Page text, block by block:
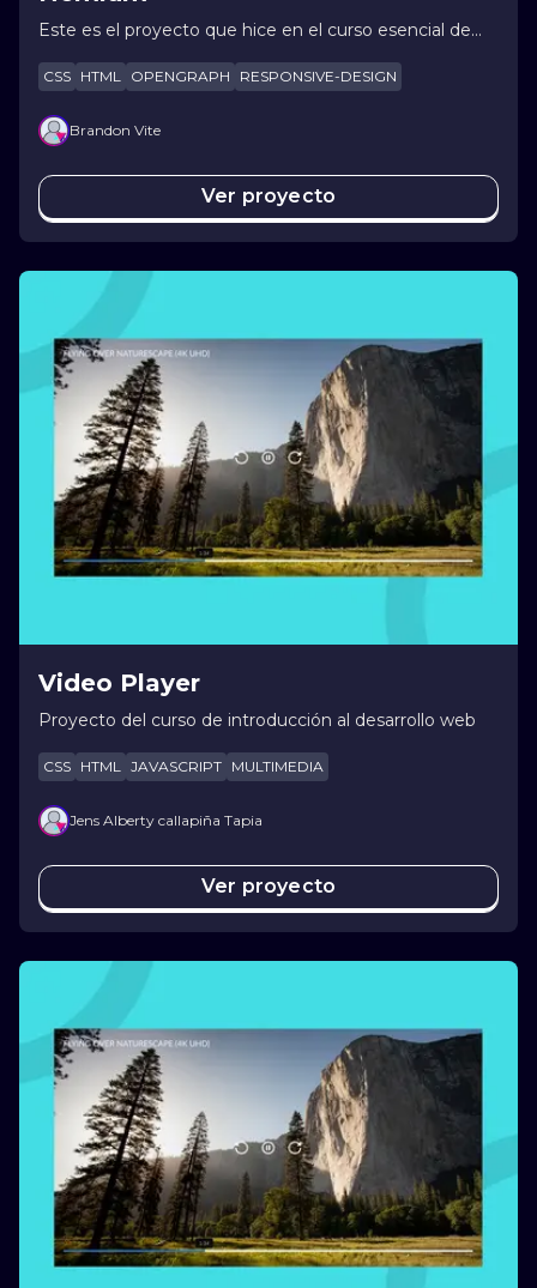
Este es el proyecto que hice en el curso esencial de
CSS HTML OPENGRAPH RESPONSIVE-DESIGN
Brandon Vite
Ver proyecto
Video Player
Proyecto del curso de introducción al desarrollo web
CSS HTML JAVASCRIPT MULTIMEDIA
Jens Alberty callapiña Tapia
Ver proyecto